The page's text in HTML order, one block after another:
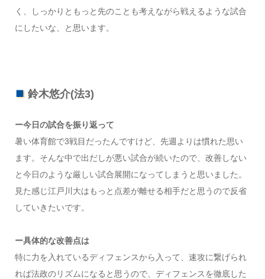
く、しっかりともっと先のことも考えながら戦えるような試合
にしたいな、と思います。
鈴木悠介(法3)
ー今日の試合を振り返って
暑い体育館で3戦目だったんですけど、先週よりは慣れた思い
ます。そんな中で出だしが悪い試合が続いたので、改善しない
と今日のような厳しい試合展開になってしまうと思いました。
見た感じ江戸川大はもっと点差が離せる相手だと思うので反省
していきたいです。
ー具体的な改善点は
特に力を入れているディフェンスから入って、速攻に繋げられ
れば法政のリズムになると思うので、ディフェンスを徹底した